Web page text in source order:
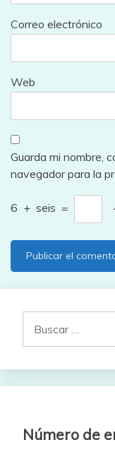
Correo electrónico
Web
Guarda mi nombre,
navegador para la
6 + seis =
Número de